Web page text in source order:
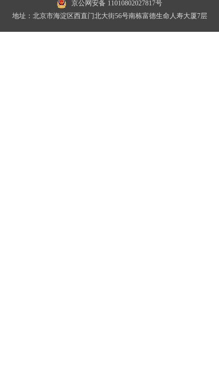
京公网安备 11010802027817号
地址：北京市海淀区西直门北大街56号南栋富德生命人寿大厦7层